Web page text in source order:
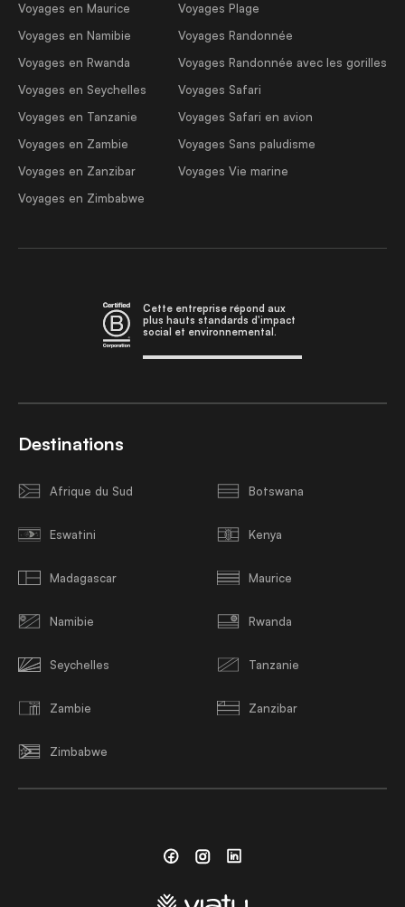
Voyages en Maurice
Voyages en Namibie
Voyages en Rwanda
Voyages en Seychelles
Voyages en Tanzanie
Voyages en Zambie
Voyages en Zanzibar
Voyages en Zimbabwe
Voyages Plage
Voyages Randonnée
Voyages Randonnée avec les gorilles
Voyages Safari
Voyages Safari en avion
Voyages Sans paludisme
Voyages Vie marine
Cette entreprise répond aux
plus hauts standards d'impact
social et environnemental.
Destinations
Afrique du Sud Botswana
Eswatini Kenya
Madagascar Maurice
Namibie Rwanda
Seychelles Tanzanie
Zambie Zanzibar
Zimbabwe
FacebookInstagramLinkedin